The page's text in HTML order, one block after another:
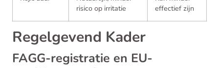
risico op irritatie
effectief zijn
Regelgevend Kader
FAGG-registratie en EU-